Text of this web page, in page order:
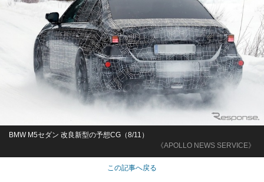
《APOLLO NEWS SERVICE》
BMW M5セダン 改良新型の予想CG（8/11）
この記事へ戻る